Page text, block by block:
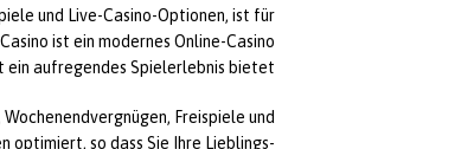
und Live-Casino-Optionen, ist für
ist ein modernes Online-Casino,
aufregendes Spielerlebnis bietet.
Freispiele und
optimiert, so dass Sie Ihre Lieblings-